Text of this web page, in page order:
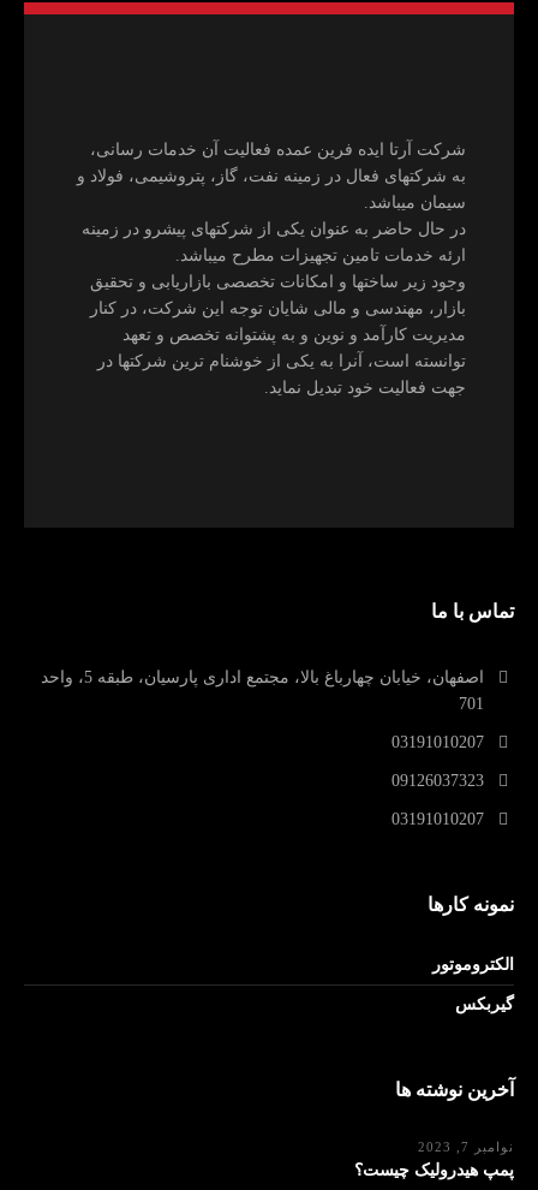
شرکت آرتا ایده فرین عمده فعالیت آن خدمات رسانی،
به شرکتهای فعال در زمینه نفت، گاز، پتروشیمی، فولاد و
سیمان میباشد.
در حال حاضر به عنوان یکی از شرکتهای پیشرو در زمینه
ارئه خدمات تامین تجهیزات مطرح میباشد.
وجود زیر ساختها و امکانات تخصصی بازاریابی و تحقیق
بازار، مهندسی و مالی شایان توجه این شرکت، در کنار
مدیریت کارآمد و نوین و به پشتوانه تخصص و تعهد
توانسته است، آنرا به یکی از خوشنام ترین شرکتها در
جهت فعالیت خود تبدیل نماید.
تماس با ما
اصفهان، خیابان چهارباغ بالا، مجتمع اداری پارسیان، طبقه 5، واحد
701
03191010207
09126037323
03191010207
نمونه کارها
الکتروموتور
گیربکس
آخرین نوشته ها
نوامبر 7, 2023
پمپ هیدرولیک چیست؟